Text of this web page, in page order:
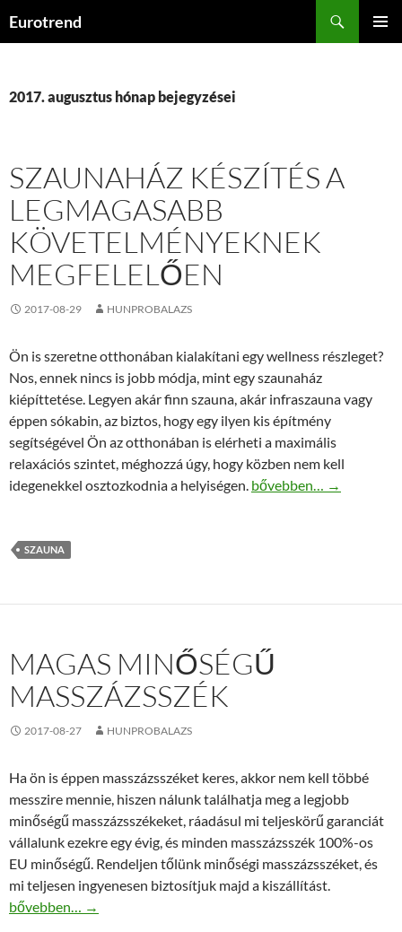
Eurotrend
2017. augusztus hónap bejegyzései
SZAUNAHÁZ KÉSZÍTÉS A
LEGMAGASABB
KÖVETELMÉNYEKNEK
MEGFELELŐEN
2017-08-29 HUNPROBALAZS
Ön is szeretne otthonában kialakítani egy wellness részleget?
Nos, ennek nincs is jobb módja, mint egy szaunaház
kiépíttetése. Legyen akár finn szauna, akár infraszauna vagy
éppen sókabin, az biztos, hogy egy ilyen kis építmény
segítségével Ön az otthonában is elérheti a maximális
relaxációs szintet, méghozzá úgy, hogy közben nem kell
idegenekkel osztozkodnia a helyiségen. Szaunaház készítés a
bővebben… →
SZAUNA
MAGAS MINŐSÉGŰ
MASSZÁZSSZÉK
2017-08-27 HUNPROBALAZS
Ha ön is éppen masszázsszéket keres, akkor nem kell többé
messzire mennie, hiszen nálunk találhatja meg a legjobb
minőségű masszázsszékeket, ráadásul mi teljeskörű garanciát
vállalunk ezekre egy évig, és minden masszázsszék 100%-os
EU minőségű. Rendeljen tőlünk minőségi masszázsszéket, és
mi teljesen ingyenesen biztosítjuk majd a kiszállítást.
Magas minőségű masszázsszék
bővebben… →